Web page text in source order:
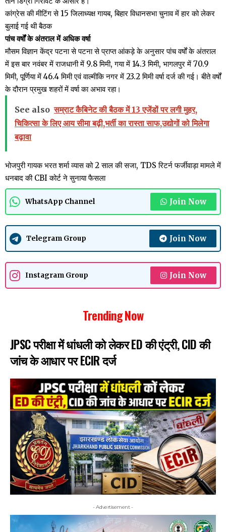
कांग्रेस की मीटिंग से 15 जिलाध्यक्ष गायब, बिहार विधानसभा चुनाव में हार को लेकर
बुलाई गई थी बैठक
पांच वर्षों के अंतराल में अधिक वर्षा
मौसम विज्ञान केंद्र पटना से पटना से प्राप्त आंकड़े के अनुसार पांच वर्षों के अंतराल
में इस बार नवंबर में राजधानी में 9.8 मिमी, गया में 14.3 मिमी, भागलपुर में 70.9
मिमी, पूर्णिया में 46.4 मिमी एवं वाल्मीकि नगर में 23.2 मिमी वर्षा दर्ज की गई। बीते वर्षों
के दौरान प्रमुख शहरों में वर्षा का अभाव रहा।
See also सम्राट कैबिनेट की बैठक में 13 एजेंडों पर लगी मुहर,
चिकित्सा के लिए आय सीमा बढ़ी,भर्ती का रास्ता साफ,उद्योगों को मिलेगा
बढ़ावा
भोजपुरी गायक भरत शर्मा व्यास को 2 साल की सजा, TDS रिटर्न फर्जीवाड़ा मामले में
धनबाद की CBI कोर्ट ने सुनाया फैसला
WhatsApp Channel Join Now
Telegram Group Join Now
Instagram Group Join Now
Trending Now
JPSC परीक्षा में धांधली को लेकर ED की एंट्री, CID की
जांच के आधार पर ECIR दर्ज
- Advertisement -